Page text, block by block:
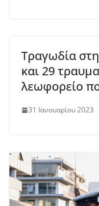
Τραγωδία
και 29
λεωφορείο
31 Ιανουαρίου 2023